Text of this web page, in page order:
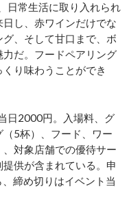
日常生活に取り入れられ
し、赤ワインだけでな
、そして甘口まで、ボ
だ。フードペアリング
り味わうことができ
日2000円。入場料、グ
5杯）、フード、ワー
対象店舗での優待サー
供が含まれている。申
、締め切りはイベント当